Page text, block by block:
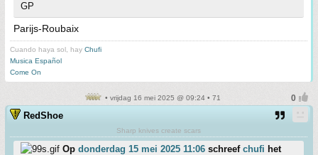
GP
Parijs-Roubaix
Cuando haya sol, hay Chufi
Musica Español
Come On
• vrijdag 16 mei 2025 @ 09:24 • 71
RedShoe
Sharp knives create scars
Op donderdag 15 mei 2025 11:06 schreef chufi het